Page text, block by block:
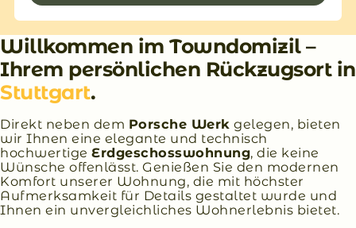
Willkommen im Towndomizil –
Ihrem persönlichen Rückzugsort in
Stuttgart.
Direkt neben dem Porsche Werk gelegen, bieten
wir Ihnen eine elegante und technisch
hochwertige Erdgeschosswohnung, die keine
Wünsche offenlässt. Genießen Sie den modernen
Komfort unserer Wohnung, die mit höchster
Aufmerksamkeit für Details gestaltet wurde und
Ihnen ein unvergleichliches Wohnerlebnis bietet.